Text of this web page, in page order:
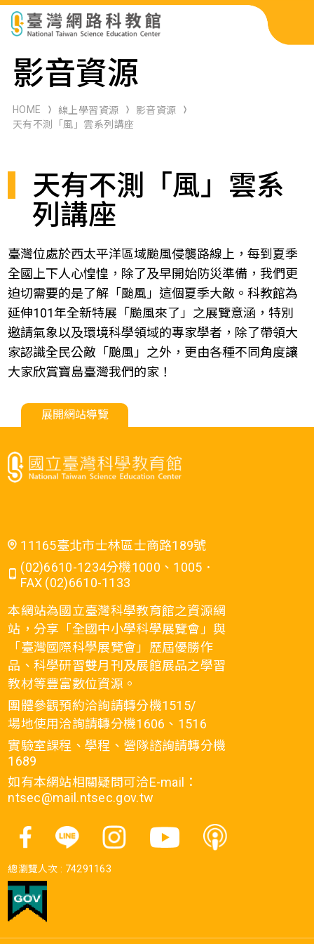
科展作品檢索
科學研習月刊
關於本站 網站導覽
影音資源
HOME 線上學習資源
影音資源
天有不測「風」雲系列講座
天有不測「風」雲系
列講座
臺灣位處於西太平洋區域颱風侵襲路線上，每到夏季
全國上下人心惶惶，除了及早開始防災準備，我們更
迫切需要的是了解「颱風」這個夏季大敵。科教館為
延伸101年全新特展「颱風來了」之展覽意涵，特別
邀請氣象以及環境科學領域的專家學者，除了帶領大
家認識全民公敵「颱風」之外，更由各種不同角度讓
大家欣賞寶島臺灣我們的家！
展開網站導覽
11165臺北市士林區士商路189號
(02)6610-1234分機1000、1005．
FAX (02)6610-1133
本網站為國立臺灣科學教育館之資源網
站，分享「全國中小學科學展覽會」與
「臺灣國際科學展覽會」歷屆優勝作
品、科學研習雙月刊及展館展品之學習
教材等豐富數位資源。
團體參觀預約洽詢請轉分機1515/
場地使用洽詢請轉分機1606、1516
實驗室課程、學程、營隊諮詢請轉分機
1689
如有本網站相關疑問可洽E-mail：
ntsec@mail.ntsec.gov.tw
總瀏覽人次 : 74291163